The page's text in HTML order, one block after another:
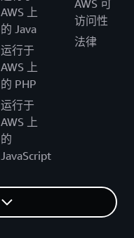
AWS 上
的 Java
运行于
AWS 上
的 PHP
运行于
AWS 上
的
JavaScript
AWS 可
访问性
法律